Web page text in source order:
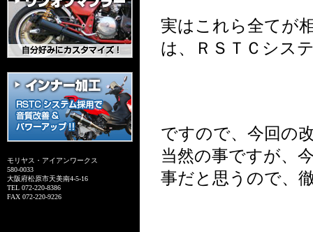
モリヤス・アイアンワークス
580-0033
大阪府松原市天美南4-5-16
TEL 072-220-8386
FAX 072-220-9226
実はこれら全てが
は、ＲＳＴＣシス
ですので、今回の
当然の事ですが、
事だと思うので、